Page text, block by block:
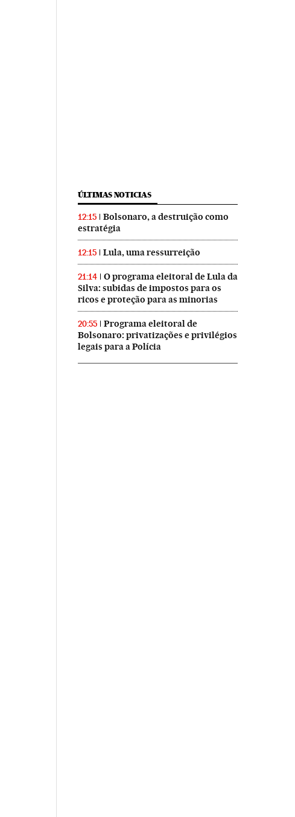
ÚLTIMAS NOTICIAS
12:15
Bolsonaro, a destruição como
estratégia
12:15 Lula, uma ressurreição
21:14
O programa eleitoral de Lula da
Silva: subidas de impostos para os
ricos e proteção para as minorias
20:55
Programa eleitoral de
Bolsonaro: privatizações e privilégios
legais para a Polícia